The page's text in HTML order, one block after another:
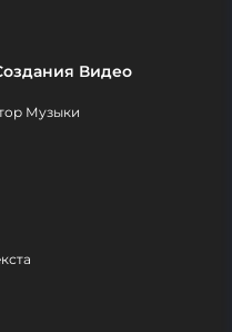
Видео
Музыки